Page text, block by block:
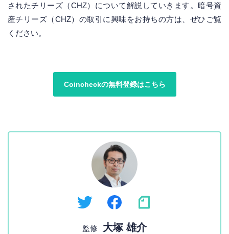
されたチリーズ（CHZ）について解説していきます。暗号資
産チリーズ（CHZ）の取引に興味をお持ちの方は、ぜひご覧
ください。
Coincheckの無料登録はこちら
監修 大塚 雄介